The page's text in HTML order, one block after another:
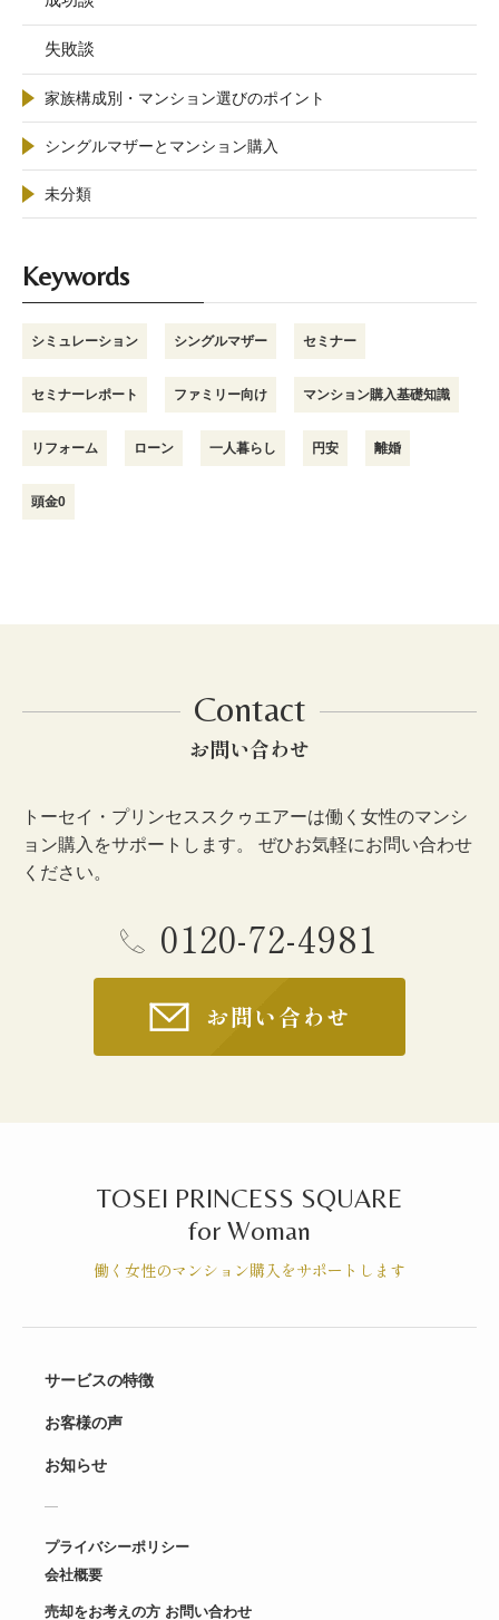
失敗談
家族構成別・マンション選びのポイント
シングルマザーとマンション購入
未分類
Keywords
シミュレーション シングルマザー セミナー
セミナーレポート ファミリー向け マンション購入基礎知識
リフォーム ローン 一人暮らし 円安 離婚
頭金0
Contact
お問い合わせ
トーセイ・プリンセススクゥエアーは働く女性のマンシ
ョン購入をサポートします。 ぜひお気軽にお問い合わせ
ください。
0120-72-4981
お問い合わせ
TOSEI PRINCESS SQUARE
for Woman
働く女性のマンション購入をサポートします
サービスの特徴
お客様の声
お知らせ
プライバシーポリシー
会社概要
売却をお考えの方 お問い合わせ